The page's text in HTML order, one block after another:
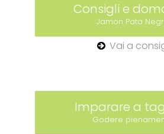
Consigli e
Jamon Pata
Vai a
Imparare a
Godere